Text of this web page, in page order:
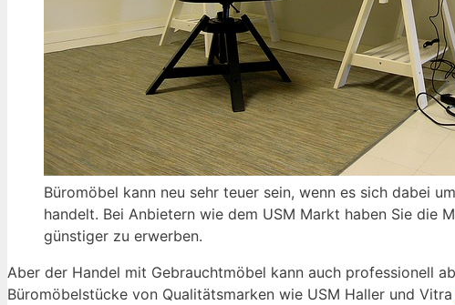
Büromöbel kann neu sehr teuer sein, wenn es sich dabei
handelt. Bei Anbietern wie dem USM Markt haben Sie die
günstiger zu erwerben.
Aber der Handel mit Gebrauchtmöbel kann auch professionell
Büromöbelstücke von Qualitätsmarken wie USM Haller und Vitra